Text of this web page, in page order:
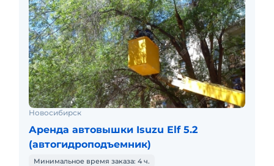
Новосибирск
Аренда автовышки Isuzu Elf 5.2
(автогидроподъемник)
Минимальное время заказа: 4 ч.